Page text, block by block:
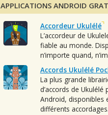
APPLICATIONS ANDROID
Accordeur Ukulélé
L’accordeur de
fiable au monde.
n’importe quand,
Accords Ukulélé
La plus grande
d’accords de Ukulélé
Android, disponibles
différents accordages.